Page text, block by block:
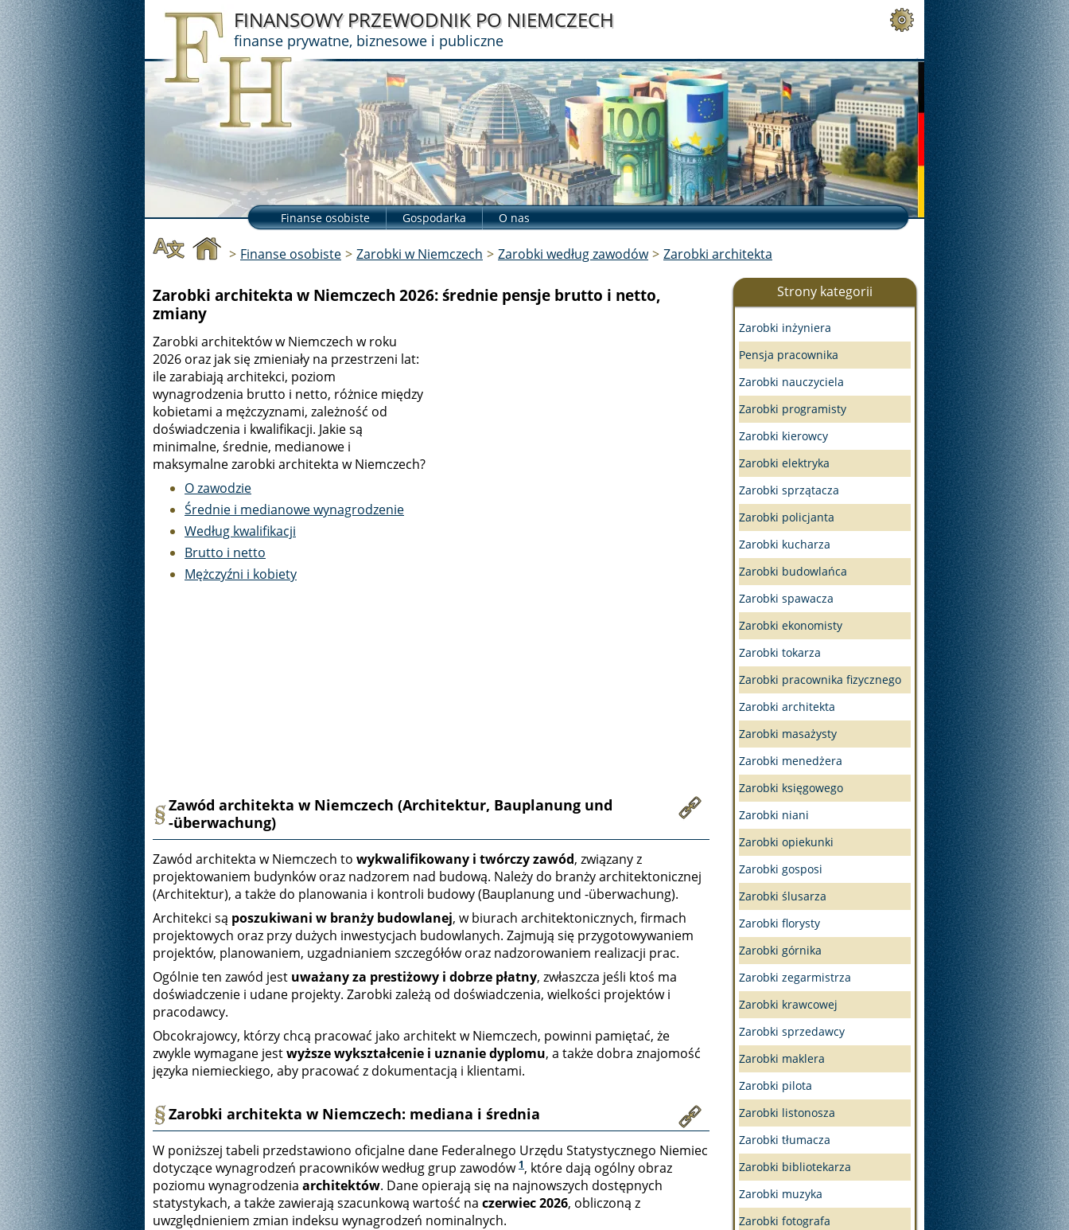
FINANSOWY PRZEWODNIK PO NIEMCZECH
finanse prywatne, biznesowe i publiczne
Finanse osobiste Gospodarka O nas
> Finanse osobiste > Zarobki w Niemczech > Zarobki według zawodów > Zarobki architekta
Zarobki architekta w Niemczech 2026: średnie pensje brutto i netto,
zmiany
Zarobki architektów w Niemczech w roku
2026 oraz jak się zmieniały na przestrzeni lat:
ile zarabiają architekci, poziom
wynagrodzenia brutto i netto, różnice między
kobietami a mężczyznami, zależność od
doświadczenia i kwalifikacji. Jakie są
minimalne, średnie, medianowe i
maksymalne zarobki architekta w Niemczech?
O zawodzie
Średnie i medianowe wynagrodzenie
Według kwalifikacji
Brutto i netto
Mężczyźni i kobiety
Zawód architekta w Niemczech (Architektur, Bauplanung und
-überwachung)
Zawód architekta w Niemczech to wykwalifikowany i twórczy zawód, związany z
projektowaniem budynków oraz nadzorem nad budową. Należy do branży architektonicznej
(Architektur), a także do planowania i kontroli budowy (Bauplanung und -überwachung).
Architekci są poszukiwani w branży budowlanej, w biurach architektonicznych, firmach
projektowych oraz przy dużych inwestycjach budowlanych. Zajmują się przygotowywaniem
projektów, planowaniem, uzgadnianiem szczegółów oraz nadzorowaniem realizacji prac.
Ogólnie ten zawód jest uważany za prestiżowy i dobrze płatny, zwłaszcza jeśli ktoś ma
doświadczenie i udane projekty. Zarobki zależą od doświadczenia, wielkości projektów i
pracodawcy.
Obcokrajowcy, którzy chcą pracować jako architekt w Niemczech, powinni pamiętać, że
zwykle wymagane jestwyższe wykształcenie i uznanie dyplomu, a także dobra znajomość
języka niemieckiego, aby pracować z dokumentacją i klientami.
Zarobki architekta w Niemczech: mediana i średnia
W poniższej tabeli przedstawiono oficjalne dane Federalnego Urzędu Statystycznego Niemiec
dotyczące wynagrodzeń pracowników według grup zawodów 1, które dają ogólny obraz
poziomu wynagrodzenia architektów. Dane opierają się na najnowszych dostępnych
statystykach, a także zawierają szacunkową wartość na czerwiec 2026, obliczoną z
uwzględnieniem zmian indeksu wynagrodzeń nominalnych.
Strony kategorii
Zarobki inżyniera
Pensja pracownika
Zarobki nauczyciela
Zarobki programisty
Zarobki kierowcy
Zarobki elektryka
Zarobki sprzątacza
Zarobki policjanta
Zarobki kucharza
Zarobki budowlańca
Zarobki spawacza
Zarobki ekonomisty
Zarobki tokarza
Zarobki pracownika fizycznego
Zarobki architekta
Zarobki masażysty
Zarobki menedżera
Zarobki księgowego
Zarobki niani
Zarobki opiekunki
Zarobki gosposi
Zarobki ślusarza
Zarobki florysty
Zarobki górnika
Zarobki zegarmistrza
Zarobki krawcowej
Zarobki sprzedawcy
Zarobki maklera
Zarobki pilota
Zarobki listonosza
Zarobki tłumacza
Zarobki bibliotekarza
Zarobki muzyka
Zarobki fotografa